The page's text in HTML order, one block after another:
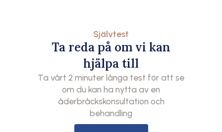
Självtest
Ta reda på om vi kan
hjälpa till
Ta vårt 2 minuter långa test för att se
om du kan ha nytta av en
åderbråckskonsultation och
behandling